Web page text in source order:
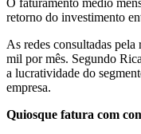
O faturamento médio
retorno do investimento
As redes consultadas
mil por mês. Segundo
a lucratividade do
empresa.
Quiosque fatura com